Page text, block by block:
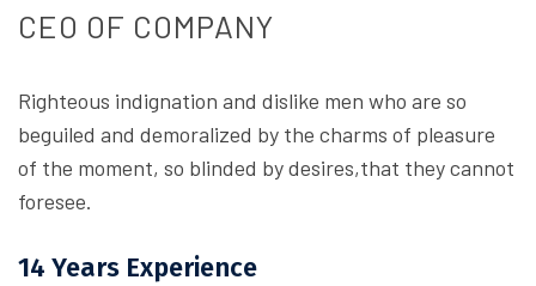
CEO OF COMPANY
Righteous indignation and dislike men who are so
beguiled and demoralized by the charms of pleasure
of the moment, so blinded by desires,that they cannot
foresee.
14 Years Experience